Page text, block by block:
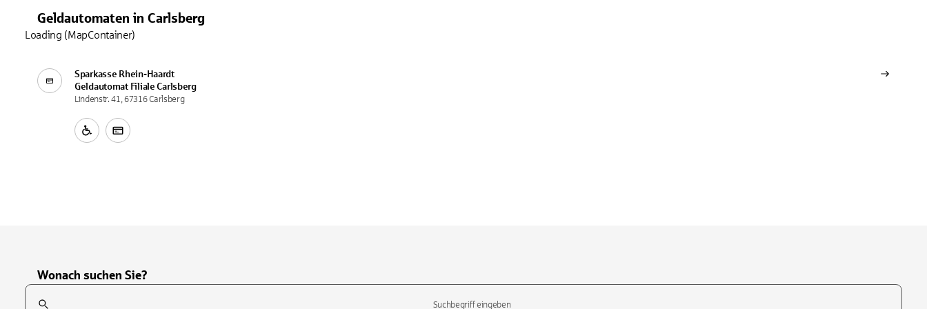
Geldautomaten in Carlsberg
Sparkasse Rhein-Haardt
Geldautomat Filiale Carlsberg
Lindenstr. 41, 67316 Carlsberg
Loading (MapContainer)
Wonach suchen Sie?
Suchfeld